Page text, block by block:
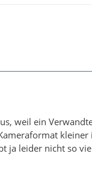
weil ein
ja leider nicht so